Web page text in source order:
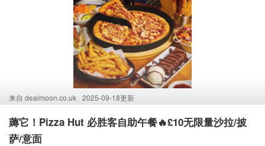
来自 dealmoon.co.uk 2025-09-18更新
薅它！Pizza Hut 必胜客自助午餐🔥£10无限量沙拉/披
萨/意面